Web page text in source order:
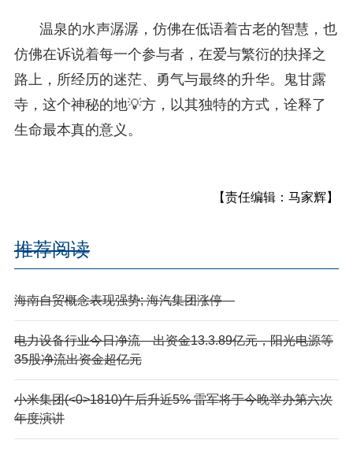
温泉的水声潺潺，仿佛在低语着古老的智慧，也
仿佛在诉说着每一个参与者，在爱与繁衍的抉择之
路上，所经历的迷茫、勇气与最终的升华。鬼甘露
寺，这个神秘的地💡方，以其独特的方式，诠释了
生命最本真的意义。
【责任编辑：马家辉】
推荐阅读
海南自贸概念表现强势; 海汽集团涨停—
电力设备行业今日净流—出资金13.3.89亿元，阳光电源等
35股净流出资金超亿元
小米集团(<0>1810)午后升近5% 雷军将于今晚举办第六次
年度演讲